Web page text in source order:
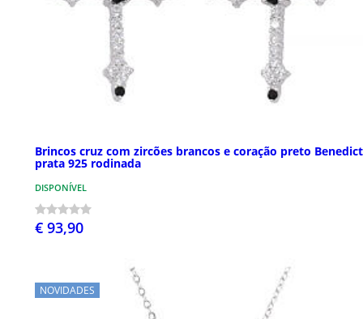
Brincos cruz com zircões brancos e coração preto
prata 925 rodinada
DISPONÍVEL
€ 93,90
NOVIDADES